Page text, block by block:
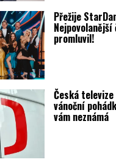
Přežije
Nejpovolanější
promluvil!
Česká
vánoční
vám neznámá